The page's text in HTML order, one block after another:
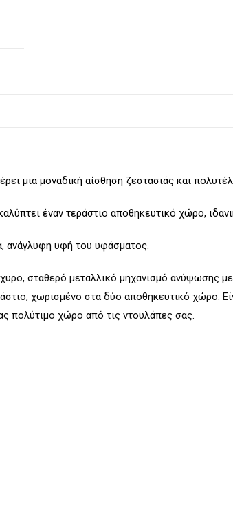
μια μοναδική αίσθηση ζεστασιάς και
έναν τεράστιο αποθηκευτικό χώρο,
ανάγλυφη υφή του υφάσματος.
σταθερό μεταλλικό μηχανισμό ανύψωσης
χωρισμένο στα δύο αποθηκευτικό χώρο.
πολύτιμο χώρο από τις ντουλάπες σας.